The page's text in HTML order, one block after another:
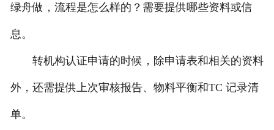
绿舟做，流程是怎么样的？需要提供哪些资料或信
息。
转机构认证申请的时候，除申请表和相关的资料
外，还需提供上次审核报告、物料平衡和TC 记录清
单。